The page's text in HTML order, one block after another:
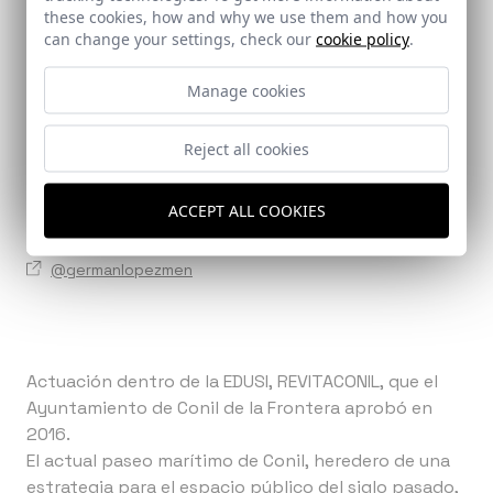
Paisajista. Ingeniero de Monte:
Medina Achirica, Jaime
Martínez Sánchez, José Joaquín
Related links
@germanlopezmen
Actuación dentro de la EDUSI, REVITACONIL, que el
Ayuntamiento de Conil de la Frontera aprobó en
2016.
El actual paseo marítimo de Conil, heredero de una
estrategia para el espacio público del siglo pasado,
these cookies, how and why we use them and how you
can change your settings, check our cookie policy.
Manage cookies
Reject all cookies
ACCEPT ALL COOKIES